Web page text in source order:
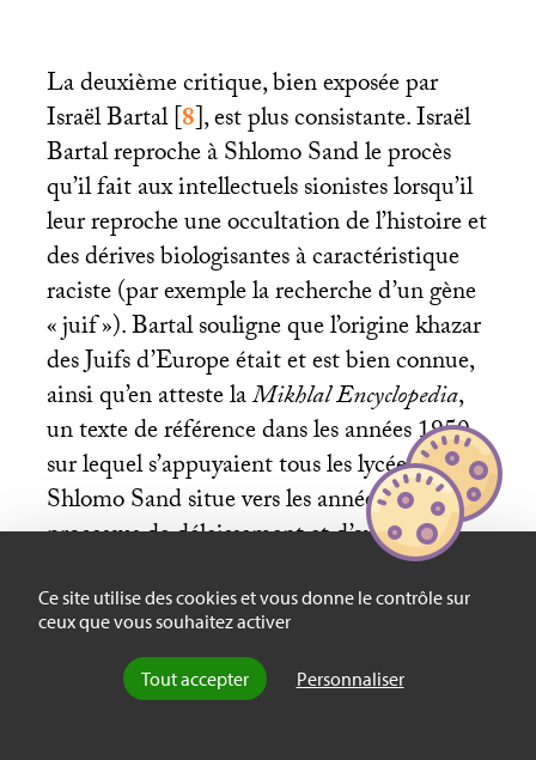
Ce site utilise des cookies et vous donne le contrôle sur
ceux que vous souhaitez activer
Tout accepter Personnaliser
La deuxième critique, bien exposée par
Israël Bartal[8], est plus consistante. Israël
Bartal reproche à Shlomo Sand le procès
qu’il fait aux intellectuels sionistes lorsqu’il
leur reproche une occultation de l’histoire et
des dérives biologisantes à caractéristique
raciste (par exemple la recherche d’un gène
«juif»). Bartal souligne que l’origine khazar
des Juifs d’Europe était et est bien connue,
ainsi qu’en atteste laMikhlal Encyclopedia,
un texte de référence dans les années 1950
sur lequel s’appuyaient tous les lycéens.
Shlomo Sand situe vers les années 1960 le
processus de délaissement et d’oubli des
Toutefois, du point de vue du lecteur, la